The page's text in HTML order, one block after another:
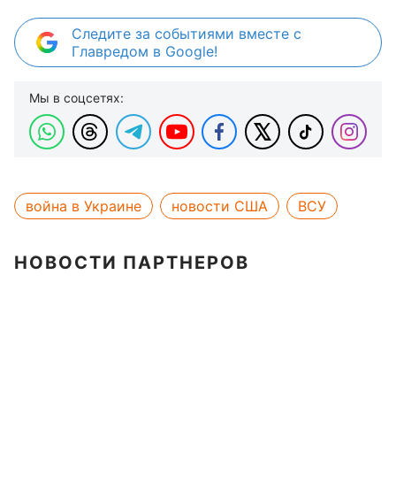
Следите за событиями вместе с
Главредом в Google!
Мы в соцсетях:
война в Украине новости США ВСУ
НОВОСТИ ПАРТНЕРОВ